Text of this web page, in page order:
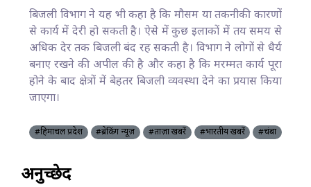
बिजली विभाग ने यह भी कहा है कि मौसम या तकनीकी कारणों
से कार्य में देरी हो सकती है। ऐसे में कुछ इलाकों में तय समय से
अधिक देर तक बिजली बंद रह सकती है। विभाग ने लोगों से धैर्य
बनाए रखने की अपील की है और कहा है कि मरम्मत कार्य पूरा
होने के बाद क्षेत्रों में बेहतर बिजली व्यवस्था देने का प्रयास किया
जाएगा।
#हिमाचल प्रदेश #ब्रेकिंग न्यूज़ #ताज़ा खबरें #भारतीय खबरें #चंबा
अनुच्छेद